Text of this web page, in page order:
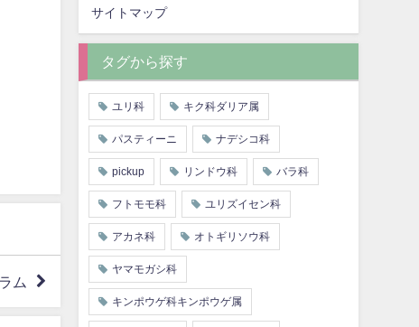
ム
サイトマップ
タグから探す
ユリ科 キク科ダリア属
パスティーニ ナデシコ科
pickup リンドウ科 バラ科
フトモモ科 ユリズイセン科
アカネ科 オトギリソウ科
ヤマモガシ科
キンポウゲ科キンポウゲ属